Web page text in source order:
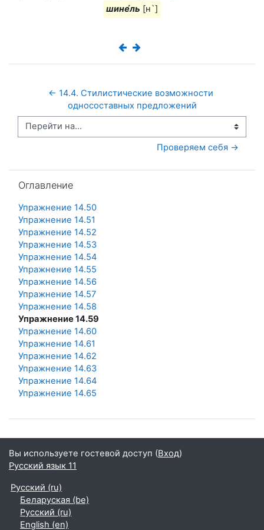
шине́ль [н`]
← 14.4. Стилистические возможности
односоставных предложений
Перейти на...
Проверяем себя →
Оглавление
Упражнение 14.50
Упражнение 14.51
Упражнение 14.52
Упражнение 14.53
Упражнение 14.54
Упражнение 14.55
Упражнение 14.56
Упражнение 14.57
Упражнение 14.58
Упражнение 14.59
Упражнение 14.60
Упражнение 14.61
Упражнение 14.62
Упражнение 14.63
Упражнение 14.64
Упражнение 14.65
Вы используете гостевой доступ (Вход)
Русский язык 11
Русский ‎(ru)‎
Беларуская ‎(be)‎
Русский ‎(ru)‎
English ‎(en)‎